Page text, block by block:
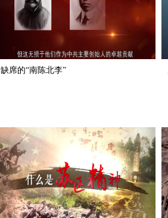
缺席的“南陈北李”